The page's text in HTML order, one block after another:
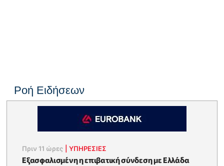
Ροή Ειδήσεων
Πριν 11 ώρες |ΥΠΗΡΕΣΙΕΣ
Εξασφαλισμένη η επιβατική σύνδεση με Ελλάδα